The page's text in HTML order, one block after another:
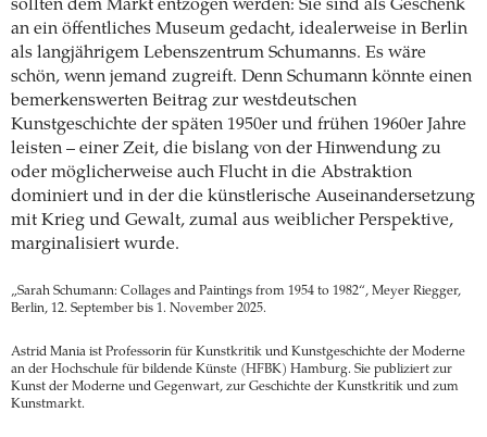
sollten dem Markt entzogen werden: Sie sind als Geschenk
an ein öffentliches Museum gedacht, idealerweise in Berlin
als langjährigem Lebenszentrum Schumanns. Es wäre
schön, wenn jemand zugreift. Denn Schumann könnte einen
bemerkenswerten Beitrag zur westdeutschen
Kunstgeschichte der späten 1950er und frühen 1960er Jahre
leisten – einer Zeit, die bislang von der Hinwendung zu
oder möglicherweise auch Flucht in die Abstraktion
dominiert und in der die künstlerische Auseinandersetzung
mit Krieg und Gewalt, zumal aus weiblicher Perspektive,
marginalisiert wurde.
„Sarah Schumann: Collages and Paintings from 1954 to 1982“, Meyer Riegger,
Berlin, 12. September bis 1. November 2025.
Astrid Mania ist Professorin für Kunstkritik und Kunstgeschichte der Moderne
an der Hochschule für bildende Künste (HFBK) Hamburg. Sie publiziert zur
Kunst der Moderne und Gegenwart, zur Geschichte der Kunstkritik und zum
Kunstmarkt.